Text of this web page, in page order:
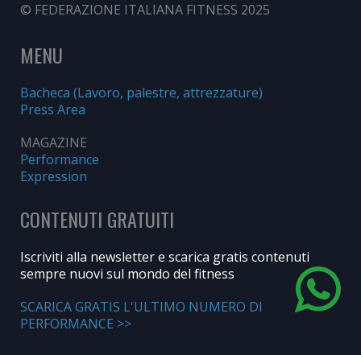
© FEDERAZIONE ITALIANA FITNESS 2025
MENU
Bacheca (Lavoro, palestre, attrezzature)
Press Area
MAGAZINE
Performance
Expression
CONTENUTI GRATUITI
Iscriviti alla newsletter e scarica gratis contenuti
sempre nuovi sul mondo del fitness
SCARICA GRATIS L'ULTIMO NUMERO DI
PERFORMANCE >>